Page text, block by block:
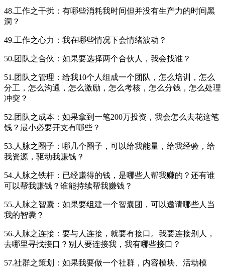
48.工作之干扰：有哪些消耗我时间但并没有生产力的时间黑
洞？
49.工作之心力：我在哪些情况下会情绪波动？
50.团队之合伙：如果要选择两个合伙人，我会找谁？
51.团队之管理：给我10个人组成一个团队，怎么培训，怎么
分工，怎么沟通，怎么激励，怎么考核，怎么分钱，怎么处理
冲突？
52.团队之成本：如果拿到一笔200万投资，我会怎么去花这笔
钱？最小必要开支有哪些？
53.人脉之圈子：哪几个圈子，可以给我能量，给我经验，给
我资源，驱动我赚钱？
54.人脉之铁杆：已经赚得的钱，是哪些人帮我赚的？还有谁
可以帮我赚钱？谁能持续帮我赚钱？
55.人脉之智囊：如果要组建一个智囊团，可以邀请哪些人当
我的智囊？
56.人脉之连接：要与人连接，就要有接口。我要连接别人，
去哪里寻找接口？别人要连接我，我有哪些接口？
57.社群之策划：如果我要做一个社群，内容模块、活动模